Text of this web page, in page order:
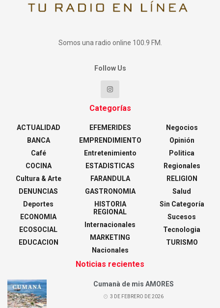
Somos una radio online 100.9 FM.
Follow Us
Categorías
ACTUALIDAD
BANCA
Café
COCINA
Cultura & Arte
DENUNCIAS
Deportes
ECONOMIA
ECOSOCIAL
EDUCACION
EFEMERIDES
EMPRENDIMIENTO
Entretenimiento
ESTADISTICAS
FARANDULA
GASTRONOMIA
HISTORIA
REGIONAL
Internacionales
MARKETING
Nacionales
Negocios
Opinión
Politica
Regionales
RELIGION
Salud
Sin Categoría
Sucesos
Tecnologia
TURISMO
Noticias recientes
Cumanà de mis AMORES
3 DE FEBRERO DE 2026